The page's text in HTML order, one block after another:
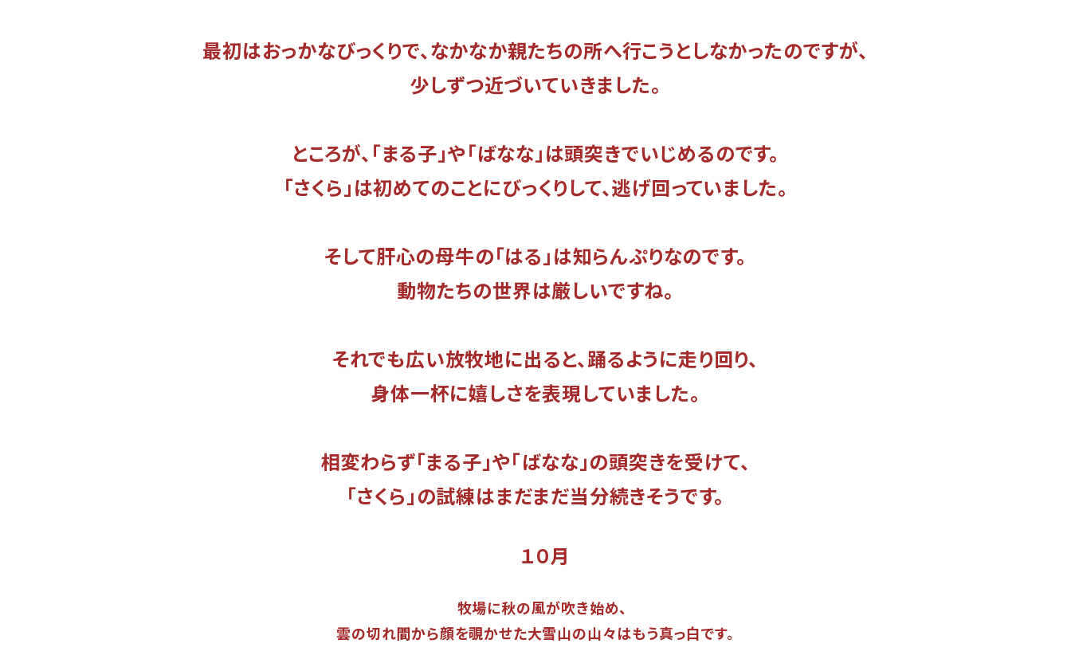
最初はおっかなびっくりで、なかなか親たちの所へ行こうとしなかったのですが、
少しずつ近づいていきました。
ところが、「まる子」や「ばなな」は頭突きでいじめるのです。
「さくら」は初めてのことにびっくりして、逃げ回っていました。
そして肝心の母牛の「はる」は知らんぷりなのです。
動物たちの世界は厳しいですね。
それでも広い放牧地に出ると、踊るように走り回り、
身体一杯に嬉しさを表現していました。
相変わらず「まる子」や「ばなな」の頭突きを受けて、
「さくら」の試練はまだまだ当分続きそうです。
１０月
牧場に秋の風が吹き始め、
雲の切れ間から顔を覗かせた大雪山の山々はもう真っ白です。